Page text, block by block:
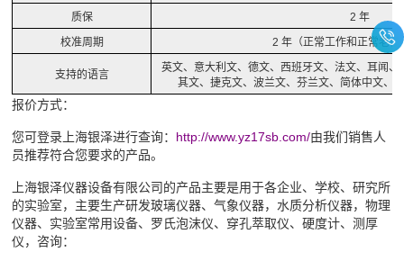
质保 2年
校准周期
2 年（正常工作和正常老化
支持的语言
英文、意大利文、德文、西班牙文、法文、耳闻
其文、捷克文、波兰文、芬兰文、简体中文、
报价方式：
您可登录上海银泽进行查询： http://www.yz17sb.com/由我们销售人
员推荐符合您要求的产品。
上海银泽仪器设备有限公司的产品主要是用于各企业、学校、研究所
的实验室，主要生产研发玻璃仪器、气象仪器，水质分析仪器，物理
仪器、实验室常用设备、罗氏泡沫仪、穿孔萃取仪、硬度计、测厚
仪，咨询：